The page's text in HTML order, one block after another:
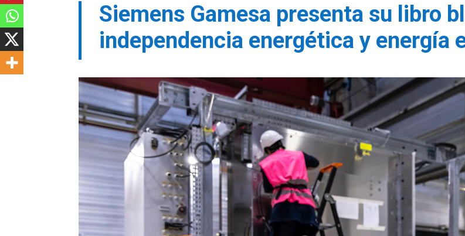
Siemens Gamesa presenta su libro
independencia energética y energía